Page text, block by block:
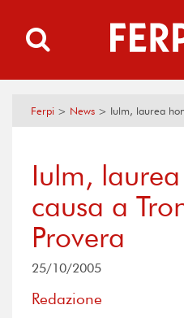
Ferpi > News > Iulm, laurea
Iulm,
causa a
Provera
25/10/2005
Redazione